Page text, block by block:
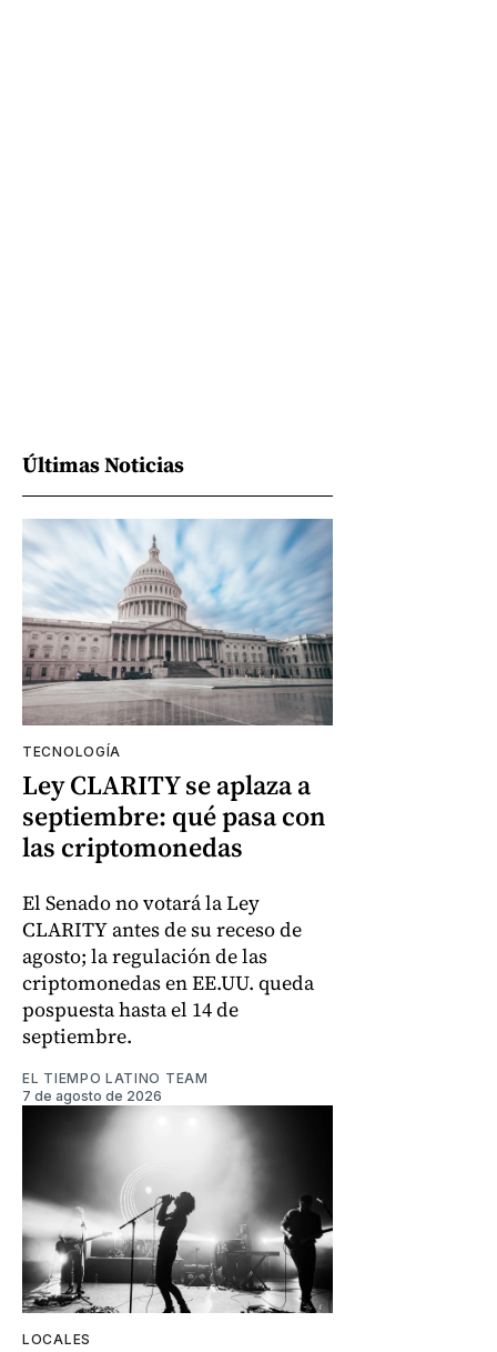
Últimas Noticias
TECNOLOGÍA
Ley CLARITY se aplaza a
septiembre: qué pasa con
las criptomonedas
El Senado no votará la Ley
CLARITY antes de su receso de
agosto; la regulación de las
criptomonedas en EE.UU. queda
pospuesta hasta el 14 de
septiembre.
EL TIEMPO LATINO TEAM
7 de agosto de 2026
LOCALES